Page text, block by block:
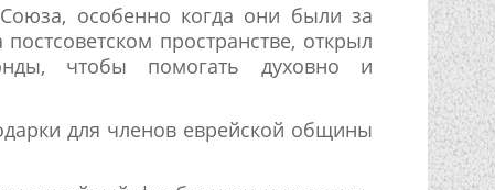
особенно когда они были за
пространстве, открыл
чтобы помогать духовно и
для членов еврейской общины